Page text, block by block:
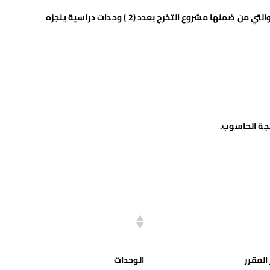
: عدد وحداتها 24 وحدات دراسية وهي الوحدات الدراسية المطلوبة من جميع طلبة جامعة سبها في مختلف الكليات والتي من ضمنها مشروع التخرج بعدد (2 ) وحدات دراسية ينجزه
الوحدات